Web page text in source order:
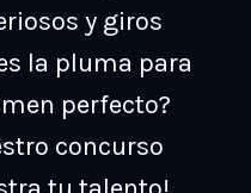
y giros
la pluma para
perfecto?
concurso